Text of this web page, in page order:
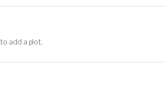
add a plot.